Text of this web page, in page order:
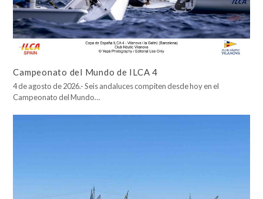
Campeonato del Mundo de ILCA 4
4 de agosto de 2026.- Seis andaluces compiten desde hoy en el
Campeonato del Mundo…